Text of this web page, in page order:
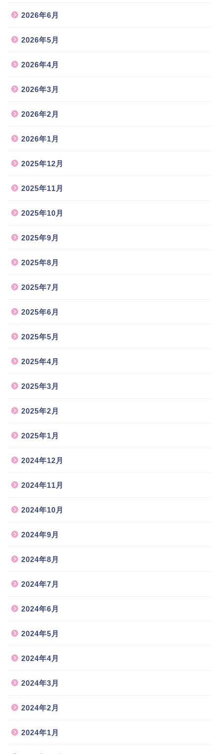
2026年6月
2026年5月
2026年4月
2026年3月
2026年2月
2026年1月
2025年12月
2025年11月
2025年10月
2025年9月
2025年8月
2025年7月
2025年6月
2025年5月
2025年4月
2025年3月
2025年2月
2025年1月
2024年12月
2024年11月
2024年10月
2024年9月
2024年8月
2024年7月
2024年6月
2024年5月
2024年4月
2024年3月
2024年2月
2024年1月